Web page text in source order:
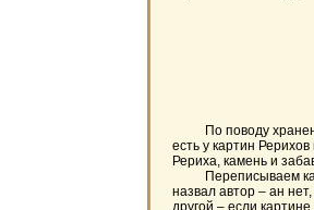
По поводу
есть у картин
Рериха, камень и
Переписываем
назвал автор – ан
другой – если